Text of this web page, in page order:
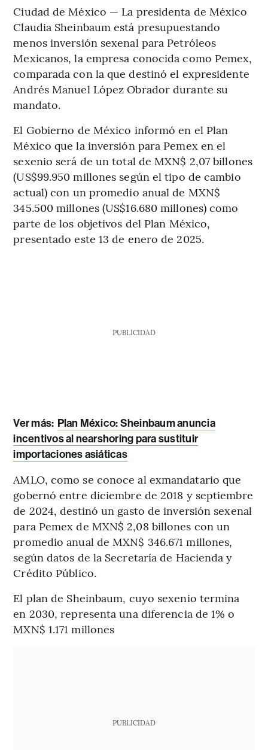
Ciudad de México — La presidenta de México
Claudia Sheinbaum está presupuestando
menos inversión sexenal para Petróleos
Mexicanos, la empresa conocida como Pemex,
comparada con la que destinó el expresidente
Andrés Manuel López Obrador durante su
mandato.
El Gobierno de México informó en el Plan
México que la inversión para Pemex en el
sexenio será de un total de MXN$ 2,07 billones
(US$99.950 millones según el tipo de cambio
actual) con un promedio anual de MXN$
345.500 millones (US$16.680 millones) como
parte de los objetivos del Plan México,
presentado este 13 de enero de 2025.
PUBLICIDAD
Ver más: Plan México: Sheinbaum anuncia
incentivos al nearshoring para sustituir
importaciones asiáticas
AMLO, como se conoce al exmandatario que
gobernó entre diciembre de 2018 y septiembre
de 2024, destinó un gasto de inversión sexenal
para Pemex de MXN$ 2,08 billones con un
promedio anual de MXN$ 346.671 millones,
según datos de la Secretaría de Hacienda y
Crédito Público.
El plan de Sheinbaum, cuyo sexenio termina
en 2030, representa una diferencia de 1% o
MXN$ 1.171 millones
PUBLICIDAD